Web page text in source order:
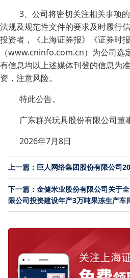
3、公司将密切关注相关事项
法规及规范性文件的要求及时履行
投资者，《上海证券报》《证券时
（www.cninfo.com.cn）为公司选
有信息均以上述媒体刊登的信息为
资，注意风险。
特此公告。
广东群兴玩具股份有限公司董
2026年7月8日
上一篇：巨人网络集团股份有限公司
下一篇：金健米业股份有限公司关于
限公司投资建设年产3万吨果冻生产车